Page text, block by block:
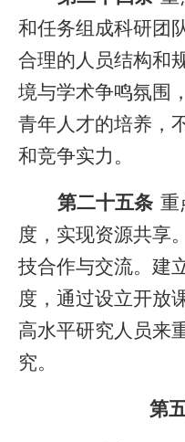
和任务组成科研团
合理的人员结构和
境与学术争鸣氛围
青年人才的培养，
和竞争实力。
第二十五条 重
度，实现资源共享
技合作与交流。建
度，通过设立开放
高水平研究人员来
究。
第